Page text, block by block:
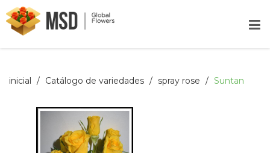
inicial Catálogo de variedades spray rose Suntan